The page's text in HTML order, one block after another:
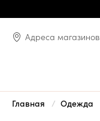
Адреса магазинов
Главная Одежда